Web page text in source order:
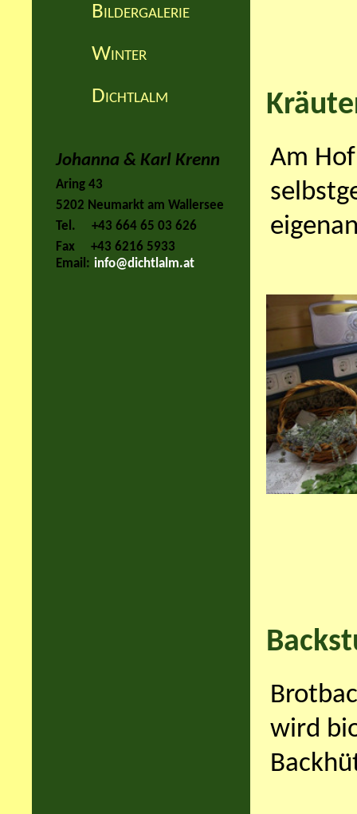
Bildergalerie
Winter
Dichtlalm
Johanna & Karl Krenn
Aring 43
5202 Neumarkt am Wallersee
Tel.
+43 664 65 03 626
Fax
+43 6216 5933
Email: info@dichtlalm.at
Am
wird